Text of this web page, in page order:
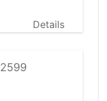
Details